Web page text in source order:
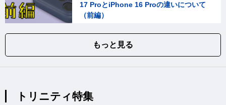
17 ProとiPhone 16 Proの違いについて
（前編）
もっと見る
トリニティ特集